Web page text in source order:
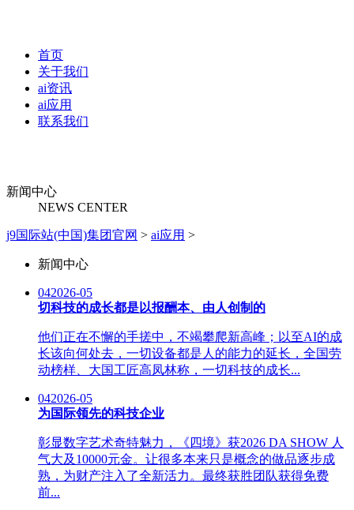
首页
关于我们
ai资讯
ai应用
联系我们
新闻中心
NEWS CENTER
j9国际站(中国)集团官网 > ai应用 >
新闻中心
042026-05
切科技的成长都是以报酬本、由人创制的
他们正在不懈的手搓中，不竭攀爬新高峰；以至AI的成
长该向何处去，一切设备都是人的能力的延长，全国劳
动榜样、大国工匠高凤林称，一切科技的成长...
042026-05
为国际领先的科技企业
彰显数字艺术奇特魅力，《四境》获2026 DA SHOW 人
气大及10000元金。让很多本来只是概念的做品逐步成
熟，为财产注入了全新活力。最终获胜团队获得免费
前...